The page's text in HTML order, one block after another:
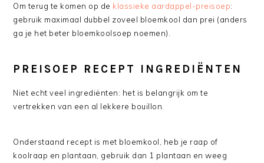
Om terug te komen op de klassieke aardappel-preisoep:
gebruik maximaal dubbel zoveel bloemkool dan prei (anders
ga je het beter bloemkoolsoep noemen).
PREISOEP RECEPT INGREDIËNTEN
Niet echt veel ingrediënten: het is belangrijk om te
vertrekken van een al lekkere bouillon.
Onderstaand recept is met bloemkool, heb je raap of
koolraap en plantaan, gebruik dan 1 plantaan en weeg